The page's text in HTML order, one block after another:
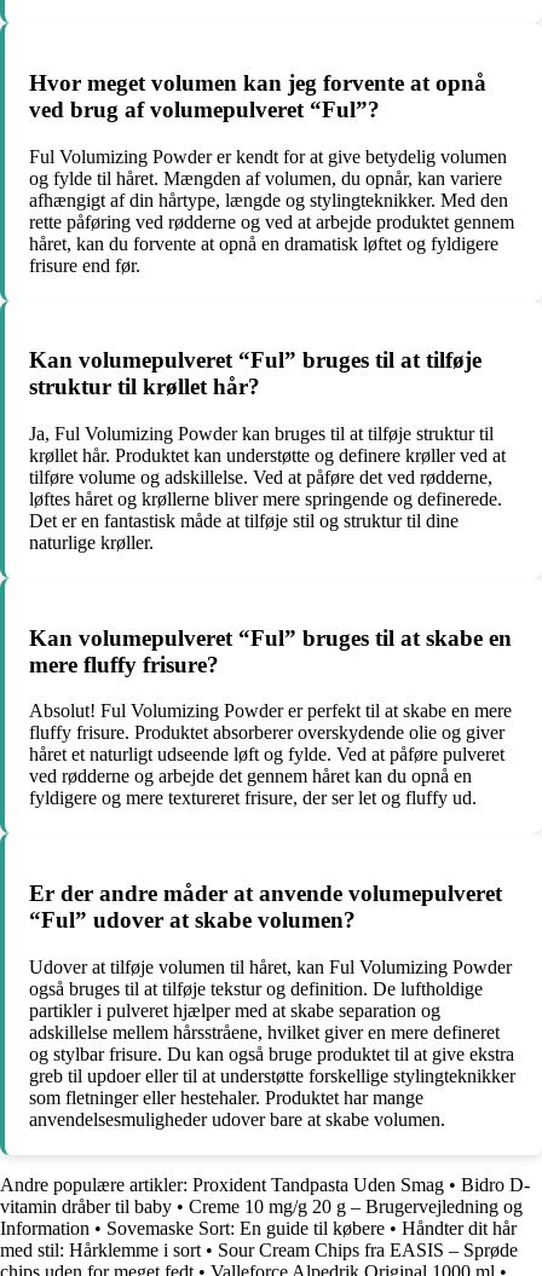
Hvor meget volumen kan jeg forvente at opnå
ved brug af volumepulveret “Ful”?
Ful Volumizing Powder er kendt for at give betydelig volumen
og fylde til håret. Mængden af volumen, du opnår, kan variere
afhængigt af din hårtype, længde og stylingteknikker. Med den
rette påføring ved rødderne og ved at arbejde produktet gennem
håret, kan du forvente at opnå en dramatisk løftet og fyldigere
frisure end før.
Kan volumepulveret “Ful” bruges til at tilføje
struktur til krøllet hår?
Ja, Ful Volumizing Powder kan bruges til at tilføje struktur til
krøllet hår. Produktet kan understøtte og definere krøller ved at
tilføre volume og adskillelse. Ved at påføre det ved rødderne,
løftes håret og krøllerne bliver mere springende og definerede.
Det er en fantastisk måde at tilføje stil og struktur til dine
naturlige krøller.
Kan volumepulveret “Ful” bruges til at skabe en
mere fluffy frisure?
Absolut! Ful Volumizing Powder er perfekt til at skabe en mere
fluffy frisure. Produktet absorberer overskydende olie og giver
håret et naturligt udseende løft og fylde. Ved at påføre pulveret
ved rødderne og arbejde det gennem håret kan du opnå en
fyldigere og mere textureret frisure, der ser let og fluffy ud.
Er der andre måder at anvende volumepulveret
“Ful” udover at skabe volumen?
Udover at tilføje volumen til håret, kan Ful Volumizing Powder
også bruges til at tilføje tekstur og definition. De luftholdige
partikler i pulveret hjælper med at skabe separation og
adskillelse mellem hårsstråene, hvilket giver en mere defineret
og stylbar frisure. Du kan også bruge produktet til at give ekstra
greb til updoer eller til at understøtte forskellige stylingteknikker
som fletninger eller hestehaler. Produktet har mange
anvendelsesmuligheder udover bare at skabe volumen.
Andre populære artikler: Proxident Tandpasta Uden Smag • Bidro D-
vitamin dråber til baby • Creme 10 mg/g 20 g – Brugervejledning og
Information • Sovemaske Sort: En guide til købere • Håndter dit hår
med stil: Hårklemme i sort • Sour Cream Chips fra EASIS – Sprøde
chips uden for meget fedt • Valleforce Alpedrik Original 1000 ml •